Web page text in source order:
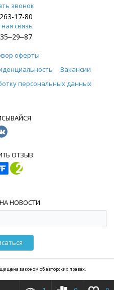
звонок
17-80
связь
оферты
Вакансии
персональных данных
ОТЗЫВ
НОВОСТИ
законом об авторских правах.